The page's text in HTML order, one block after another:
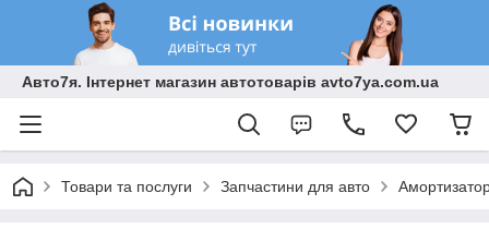
Авто7я. Інтернет магазин автотоварів avto7ya.com.ua
Товари та послуги Запчастини для авто